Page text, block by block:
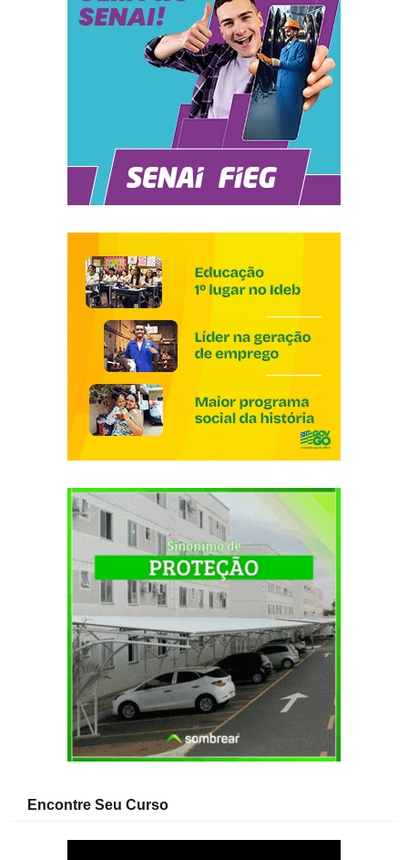
Encontre Seu Curso